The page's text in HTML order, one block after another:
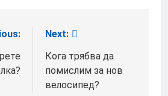
Next:
Кога трябва да
помислим за нов
велосипед?